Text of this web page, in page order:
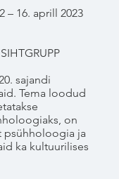
– 16. aprill 2023
sajandi
Tema loodud
on
psühholoogia ja
ka kultuurilises